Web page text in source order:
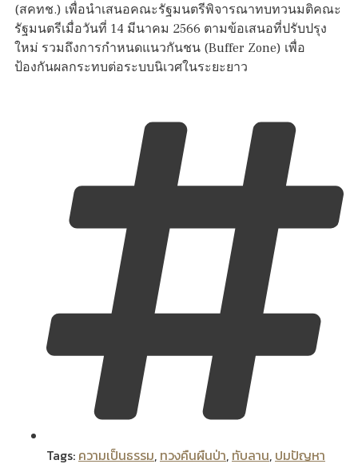
(สคทช.) เพื่อนำเสนอคณะรัฐมนตรีพิจารณาทบทวนมติคณะ
รัฐมนตรีเมื่อวันที่ 14 มีนาคม 2566 ตามข้อเสนอที่ปรับปรุง
ใหม่ รวมถึงการกำหนดแนวกันชน (Buffer Zone) เพื่อ
ป้องกันผลกระทบต่อระบบนิเวศในระยะยาว
Tags: ความเป็นธรรม, ทวงคืนผืนป่า, ทับลาน, ปมปัญหา